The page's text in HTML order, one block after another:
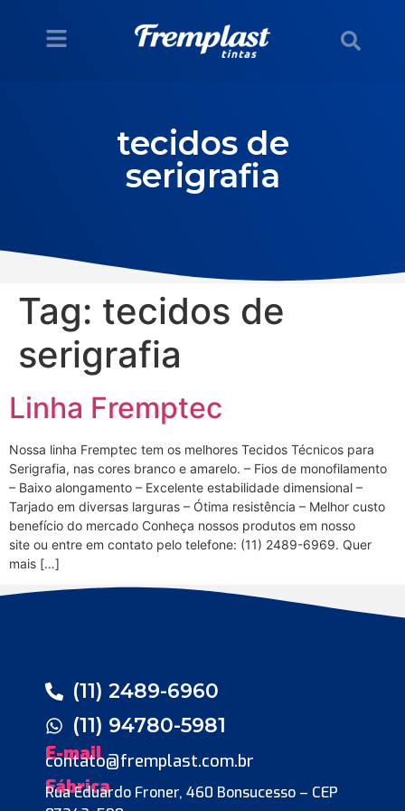
tecidos de
serigrafia
Tag: tecidos de
serigrafia
Linha Fremptec
Nossa linha Fremptec tem os melhores Tecidos Técnicos para
Serigrafia, nas cores branco e amarelo. – Fios de monofilamento
– Baixo alongamento – Excelente estabilidade dimensional –
Tarjado em diversas larguras – Ótima resistência – Melhor custo
benefício do mercado Conheça nossos produtos em nosso
site ou entre em contato pelo telefone: (11) 2489-6969. Quer
mais […]
(11) 2489-6960
(11) 94780-5981
E-mail
contato@fremplast.com.br
Fábrica
Rua Eduardo Froner, 460 Bonsucesso – CEP